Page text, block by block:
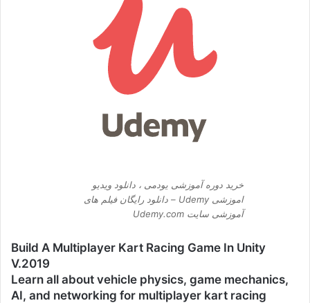
خرید دوره آموزشی یودمی ، دانلود ویدیو
اموزشی Udemy – دانلود رایگان فیلم های
آموزشی سایت Udemy.com
Build A Multiplayer Kart Racing Game In Unity
V.2019
Learn all about vehicle physics, game mechanics,
AI, and networking for multiplayer kart racing